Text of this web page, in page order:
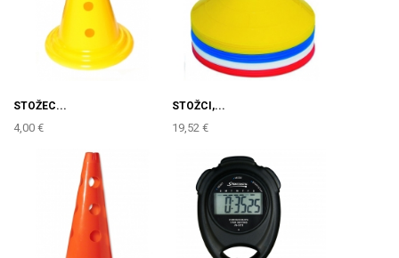
STOŽEC...
4,00 €
STOŽCI,...
19,52 €